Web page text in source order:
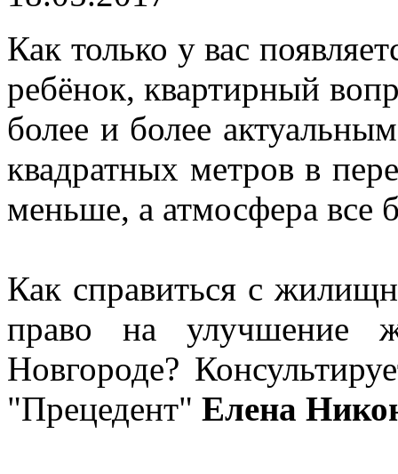
Как только у вас
ребёнок, квартирный
более и более
квадратных метров в
меньше, а атмосфера все
Как справиться с
право на улучшение
Новгороде?
"Прецедент" Елена